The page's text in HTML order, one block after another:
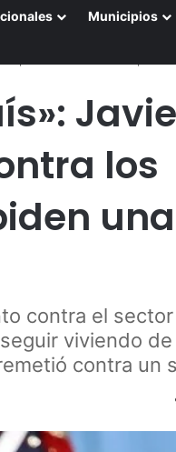
Municipios
los
una
contra el
viviendo
contra un